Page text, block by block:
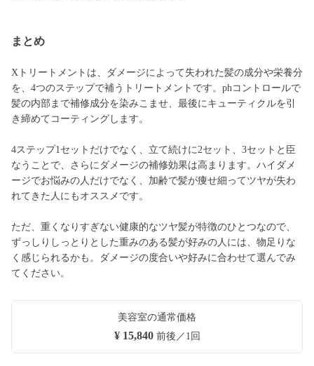
まとめ
Xトリートメントは、ダメージによって失われた髪の成分や栄養分
を、4つのステップで補うトリートメントです。phコントロールで
髪の内部まで補修成分を染みこませ、最後にキューティクルを引
き締めてコーティングします。
4ステップ1セットだけでなく、立て続けに2セット、3セットと臣
なうことで、さらにダメージの補修効果は高まります。ハイダメ
ージでお悩みの人だけでなく、加齢で髪が痩せ細ってツヤが失わ
れてきた人にもオススメです。
ただ、重くなりすぎない健康的なツヤ髪が特徴のひとつなので、
ずっしりしっとりとした重みのある髪が好みの人には、物足りな
く感じられるかも。ダメージの度合いや好みに合わせて選んでみ
てください。
美容室の通常価格
¥ 15,840前後／1回